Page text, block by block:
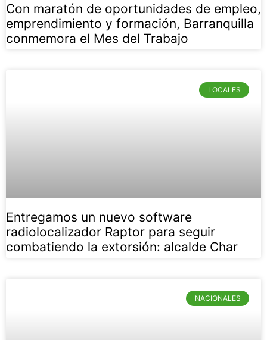
Con maratón de oportunidades de empleo,
emprendimiento y formación, Barranquilla
conmemora el Mes del Trabajo
LOCALES
Entregamos un nuevo software
radiolocalizador Raptor para seguir
combatiendo la extorsión: alcalde Char
NACIONALES